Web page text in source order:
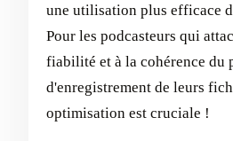
une utilisation plus efficace
Pour les podcasteurs qui
fiabilité et à la cohérence du
d'enregistrement de leurs
optimisation est cruciale !